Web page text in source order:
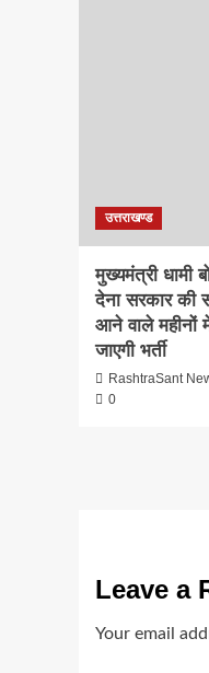
उत्तराखण्ड
मुख्यमंत्री धामी
देना सरकार की
आने वाले महीनों
जाएगी भर्ती
RashtraSant
0
Leave a
Your email